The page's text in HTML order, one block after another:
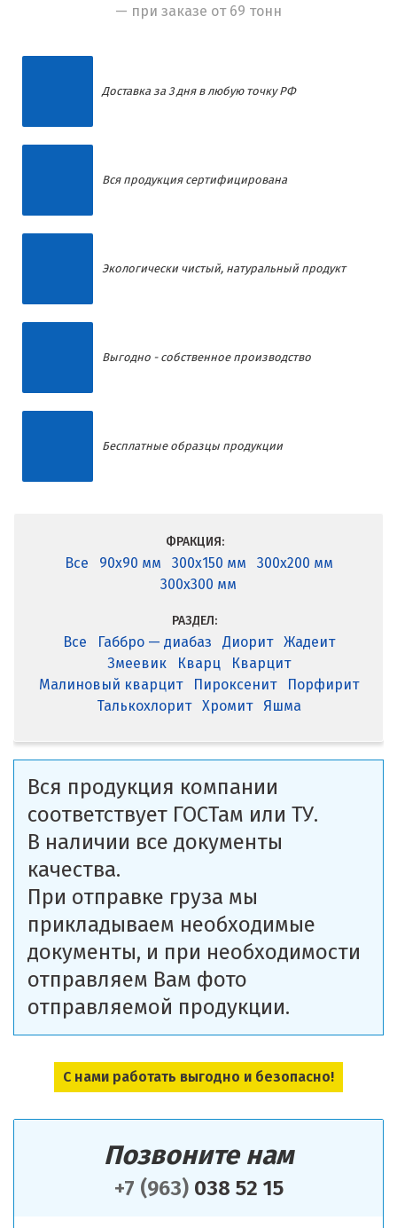
Позвоните нам
+7 (963)038 52 15
— при заказе от 69 тонн
Доставка за 3 дня в любую точку РФ
Вся продукция сертифицирована
Экологически чистый, натуральный продукт
Выгодно - собственное производство
Бесплатные образцы продукции
ФРАКЦИЯ:
Все 90x90 мм 300x150 мм
300x200 мм
300x300 мм
РАЗДЕЛ:
Все Габбро — диабаз Диорит
Жадеит
Змеевик
Кварц
Кварцит
Малиновый кварцит
Пироксенит
Порфирит
Талькохлорит
Хромит Яшма
Вся продукция компании
соответствует ГОСТам или ТУ.
В наличии все документы
качества.
При отправке груза мы
прикладываем необходимые
документы, и при необходимости
отправляем Вам фото
отправляемой продукции.
С нами работать выгодно и безопасно!